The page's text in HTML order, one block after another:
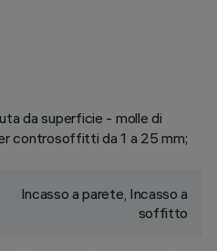
da superficie - molle di
controsoffitti da 1 a 25 mm;
Incasso a parete, Incasso a
soffitto